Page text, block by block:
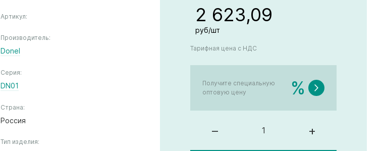
Артикул:
Производитель:
Donel
Серия:
DN01
Страна:
Россия
Тип изделия:
2 623,09
руб/шт
Тарифная цена с НДС
Получите специальную
оптовую цену
%
– +